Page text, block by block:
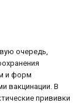
очередь,
и форм
вакцинации. В
прививки